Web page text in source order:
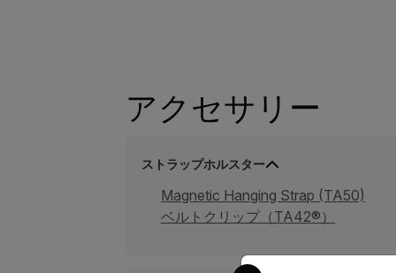
アクセサリー
ストラップホルスター
Magnetic Hanging Strap (TA50)
ベルトクリップ（TA42®）
Select your preferred